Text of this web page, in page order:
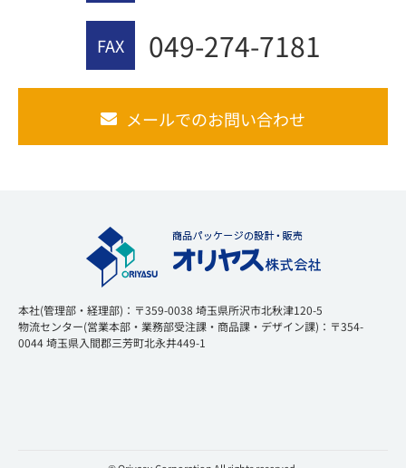
FAX 049-274-7181
メールでのお問い合わせ
本社(管理部・経理部)：〒359-0038 埼玉県所沢市北秋津120-5
物流センター(営業本部・業務部受注課・商品課・デザイン課)：〒354-
0044 埼玉県入間郡三芳町北永井449-1